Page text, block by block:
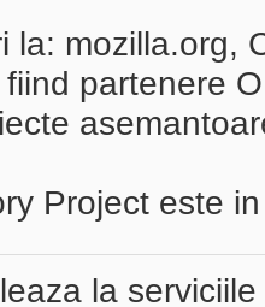
la: mozilla.org,
partenere
Project este
la